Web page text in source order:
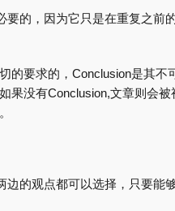
要的，因为它只是在重复之前
的要求的，Conclusion是其
果没有Conclusion,文章则会
边的观点都可以选择，只要能